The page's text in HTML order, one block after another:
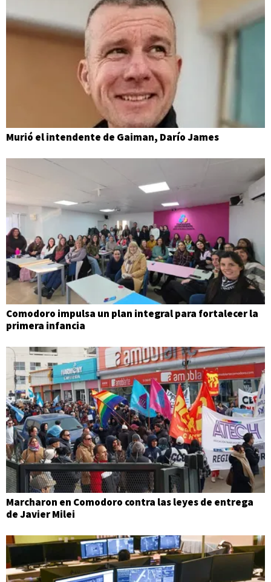
Murió el intendente de Gaiman, Darío James
Comodoro impulsa un plan integral para fortalecer la
primera infancia
Marcharon en Comodoro contra las leyes de entrega
de Javier Milei